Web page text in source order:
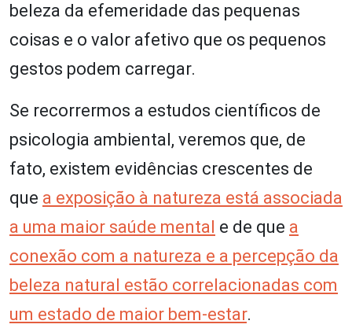
beleza da efemeridade das pequenas
coisas e o valor afetivo que os pequenos
gestos podem carregar.
Se recorrermos a estudos científicos de
psicologia ambiental, veremos que, de
fato, existem evidências crescentes de
que a exposição à natureza está associada
a uma maior saúde mental e de que a
conexão com a natureza e a percepção da
beleza natural estão correlacionadas com
um estado de maior bem-estar.